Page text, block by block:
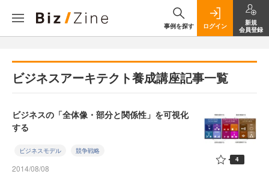
事例を探す ログイン
新規
会員登録
ビジネスアーキテクト養成講座記事一覧
ビジネスの「全体像・部分と関係性」を可視化
する
ビジネスモデル 競争戦略
2014/08/08
4